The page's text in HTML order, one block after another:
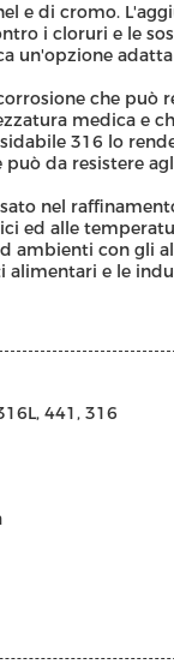
e di cromo.
i cloruri e le
un'opzione
che può
medica e
316 lo
da resistere
nel
ed alle
ambienti con gli
alimentari e le
441, 316